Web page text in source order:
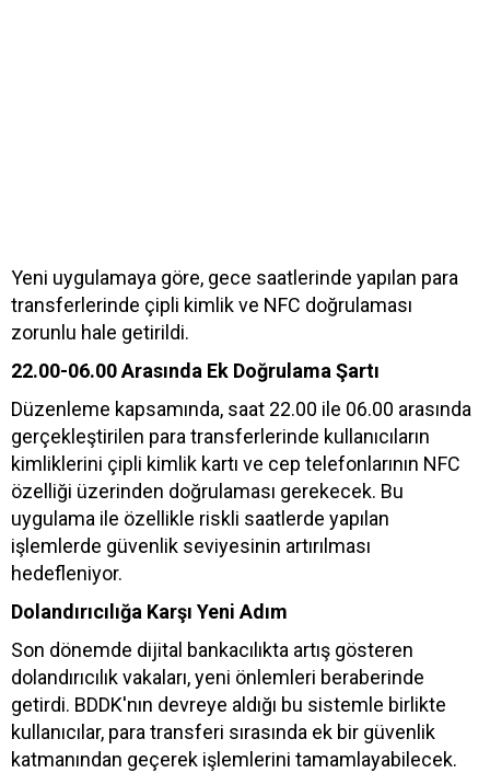
Yeni uygulamaya göre, gece saatlerinde yapılan para
transferlerinde çipli kimlik ve NFC doğrulaması
zorunlu hale getirildi.
22.00-06.00 Arasında Ek Doğrulama Şartı
Düzenleme kapsamında, saat 22.00 ile 06.00 arasında
gerçekleştirilen para transferlerinde kullanıcıların
kimliklerini çipli kimlik kartı ve cep telefonlarının NFC
özelliği üzerinden doğrulaması gerekecek. Bu
uygulama ile özellikle riskli saatlerde yapılan
işlemlerde güvenlik seviyesinin artırılması
hedefleniyor.
Dolandırıcılığa Karşı Yeni Adım
Son dönemde dijital bankacılıkta artış gösteren
dolandırıcılık vakaları, yeni önlemleri beraberinde
getirdi. BDDK'nın devreye aldığı bu sistemle birlikte
kullanıcılar, para transferi sırasında ek bir güvenlik
katmanından geçerek işlemlerini tamamlayabilecek.